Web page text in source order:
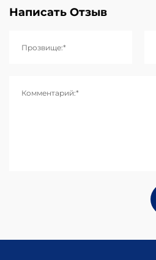
Написать Отзыв
Прозвище:*
Комментарий:*